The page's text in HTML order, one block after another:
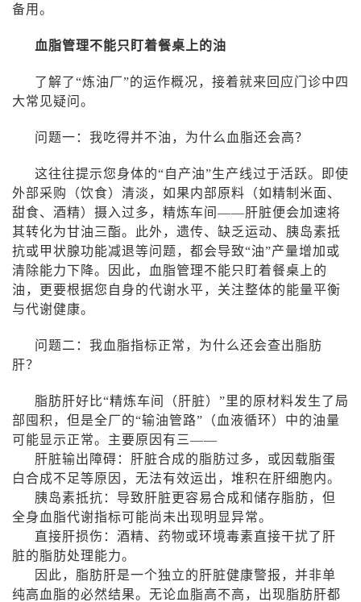
备用。
血脂管理不能只盯着餐桌上的油
了解了“炼油厂”的运作概况，接着就来回应门诊中四
大常见疑问。
问题一：我吃得并不油，为什么血脂还会高？
这往往提示您身体的“自产油”生产线过于活跃。即使
外部采购（饮食）清淡，如果内部原料（如精制米面、
甜食、酒精）摄入过多，精炼车间——肝脏便会加速将
其转化为甘油三酯。此外，遗传、缺乏运动、胰岛素抵
抗或甲状腺功能减退等问题，都会导致“油”产量增加或
清除能力下降。因此，血脂管理不能只盯着餐桌上的
油，更要根据您自身的代谢水平，关注整体的能量平衡
与代谢健康。
问题二：我血脂指标正常，为什么还会查出脂肪
肝？
脂肪肝好比“精炼车间（肝脏）”里的原材料发生了局
部囤积，但是全厂的“输油管路”（血液循环）中的油量
可能显示正常。主要原因有三——
肝脏输出障碍：肝脏合成的脂肪过多，或因载脂蛋
白合成不足等原因，无法有效运出，堆积在肝细胞内。
胰岛素抵抗：导致肝脏更容易合成和储存脂肪，但
全身血脂代谢指标可能尚未出现明显异常。
直接肝损伤：酒精、药物或环境毒素直接干扰了肝
脏的脂肪处理能力。
因此，脂肪肝是一个独立的肝脏健康警报，并非单
纯高血脂的必然结果。无论血脂高不高，出现脂肪肝都